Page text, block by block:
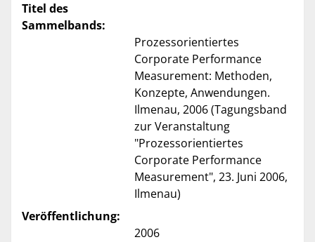
Titel des
Sammelbands:
Prozessorientiertes
Corporate Performance
Measurement: Methoden,
Konzepte, Anwendungen.
Ilmenau, 2006 (Tagungsband
zur Veranstaltung
"Prozessorientiertes
Corporate Performance
Measurement", 23. Juni 2006,
Ilmenau)
Veröffentlichung:
2006